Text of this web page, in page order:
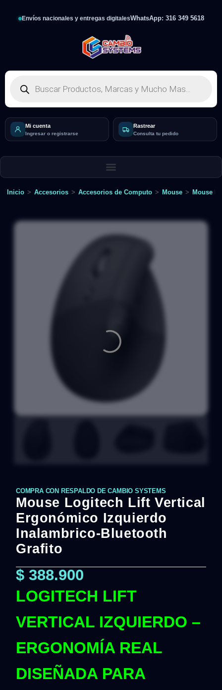
Envíos nacionales y entregas digitalesWhatsApp: 316 349 5618
Mi cuenta
Ingresar o registrarse
Rastrear
Consulta tu pedido
Inicio > Accesorios > Accesorios de Computo > Mouse > Mouse
COMPRA CON RESPALDO DE CAMBIO SYSTEMS
Mouse Logitech Lift Vertical
Ergonómico Izquierdo
Inalambrico-Bluetooth
Grafito
$ 388.900
LOGITECH LIFT
VERTICAL IZQUIERDO –
ERGONOMÍA REAL
DISEÑADA PARA